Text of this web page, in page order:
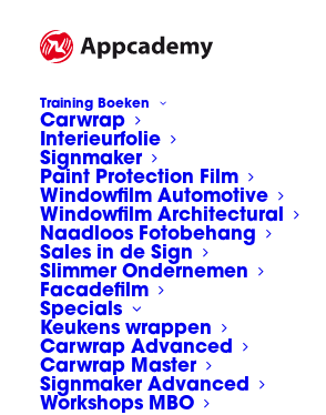
Training Boeken
Carwrap
Interieurfolie
Signmaker
Paint Protection Film
Windowfilm Automotive
Windowfilm Architectural
Naadloos Fotobehang
Sales in de Sign
Slimmer Ondernemen
Facadefilm
Specials
Keukens wrappen
Carwrap Advanced
Carwrap Master
Signmaker Advanced
Workshops MBO
kozijnfolie